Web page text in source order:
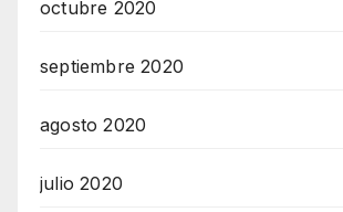
octubre 2020
septiembre 2020
agosto 2020
julio 2020